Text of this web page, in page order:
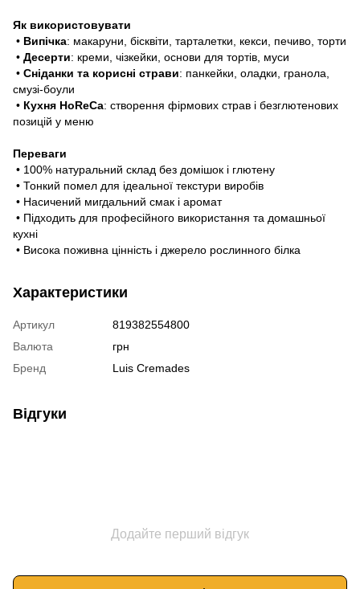
Як використовувати
• Випічка: макаруни, бісквіти, тарталетки, кекси, печиво, торти
• Десерти: креми, чізкейки, основи для тортів, муси
• Сніданки та корисні страви: панкейки, оладки, гранола,
смузі-боули
• Кухня HoReCa: створення фірмових страв і безглютенових
позицій у меню
Переваги
• 100% натуральний склад без домішок і глютену
• Тонкий помел для ідеальної текстури виробів
• Насичений мигдальний смак і аромат
• Підходить для професійного використання та домашньої
кухні
• Висока поживна цінність і джерело рослинного білка
Характеристики
Артикул
819382554800
Валюта
грн
Бренд
Luis Cremades
Відгуки
Додайте перший відгук